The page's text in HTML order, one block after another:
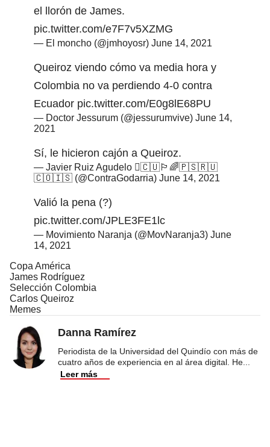
el llorón de James.
pic.twitter.com/e7F7v5XZMG
— El moncho (@jmhoyosr) June 14, 2021
Queiroz viendo cómo va media hora y
Colombia no va perdiendo 4-0 contra
Ecuador pic.twitter.com/E0g8lE68PU
— Doctor Jessurum (@jessurumvive) June 14,
2021
Sí, le hicieron cajón a Queiroz.
— Javier Ruiz Agudelo 🇨🇺🏳️‍🌈🇵🇸🇷🇺
🇨🇴🇮🇸 (@ContraGodarria) June 14, 2021
Valió la pena (?)
pic.twitter.com/JPLE3FE1lc
— Movimiento Naranja (@MovNaranja3) June
14, 2021
Copa América
James Rodríguez
Selección Colombia
Carlos Queiroz
Memes
Danna Ramírez
Periodista de la Universidad del Quindío con más de
cuatro años de experiencia en al área digital. He
Leer más